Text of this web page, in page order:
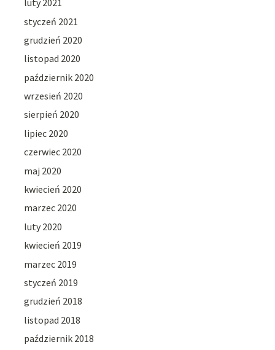
luty 2021
styczeń 2021
grudzień 2020
listopad 2020
październik 2020
wrzesień 2020
sierpień 2020
lipiec 2020
czerwiec 2020
maj 2020
kwiecień 2020
marzec 2020
luty 2020
kwiecień 2019
marzec 2019
styczeń 2019
grudzień 2018
listopad 2018
październik 2018